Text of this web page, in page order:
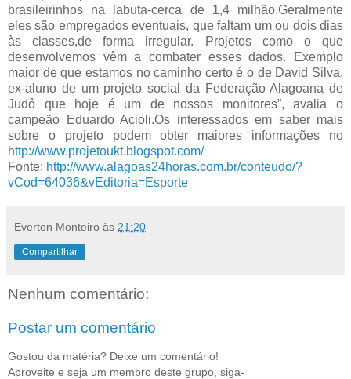
brasileirinhos na labuta-cerca de 1,4 milhão.Geralmente
eles são empregados eventuais, que faltam um ou dois dias
às classes,de forma irregular. Projetos como o que
desenvolvemos vêm a combater esses dados. Exemplo
maior de que estamos no caminho certo é o de David Silva,
ex-aluno de um projeto social da Federação Alagoana de
Judô que hoje é um de nossos monitores”, avalia o
campeão Eduardo Acioli.Os interessados em saber mais
sobre o projeto podem obter maiores informações no
http://www.projetoukt.blogspot.com/
Fonte: http://www.alagoas24horas.com.br/conteudo/?
vCod=64036&vEditoria=Esporte
Everton Monteiro às 21:20
Compartilhar
Nenhum comentário:
Postar um comentário
Gostou da matéria? Deixe um comentário!
Aproveite e seja um membro deste grupo, siga-